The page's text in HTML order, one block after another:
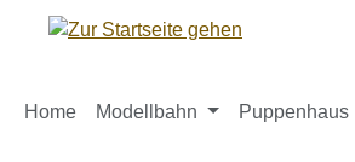
Hauptinhalt springen
Zur Suche springen
Zur Hauptnavigation springen
Home Modellbahn Puppenhaus